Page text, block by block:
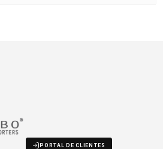
PORTAL DE CLIENTES